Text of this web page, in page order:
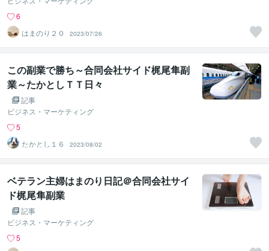
6
はまのり２０
2023/07/26
この副業で勝ち～合同会社サイド梶尾隼副
業～たかとしＴＴ日々
記事
ビジネス・マーケティング
5
たかとし１６
2023/08/02
ベテラン主婦はまのり日記＠合同会社サイ
ド梶尾隼副業
記事
ビジネス・マーケティング
5